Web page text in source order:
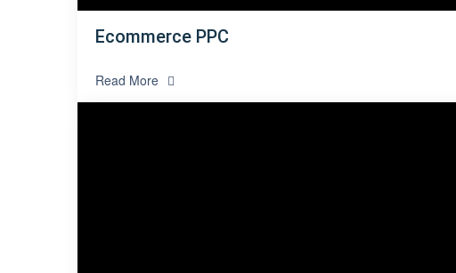
Ecommerce PPC
Read More